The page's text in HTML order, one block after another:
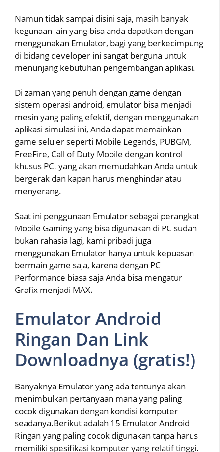
Namun tidak sampai disini saja, masih banyak
kegunaan lain yang bisa anda dapatkan dengan
menggunakan Emulator, bagi yang berkecimpung
di bidang developer ini sangat berguna untuk
menunjang kebutuhan pengembangan aplikasi.
Di zaman yang penuh dengan game dengan
sistem operasi android, emulator bisa menjadi
mesin yang paling efektif, dengan menggunakan
aplikasi simulasi ini, Anda dapat memainkan
game seluler seperti Mobile Legends, PUBGM,
FreeFire, Call of Duty Mobile dengan kontrol
khusus PC. yang akan memudahkan Anda untuk
bergerak dan kapan harus menghindar atau
menyerang.
Saat ini penggunaan Emulator sebagai perangkat
Mobile Gaming yang bisa digunakan di PC sudah
bukan rahasia lagi, kami pribadi juga
menggunakan Emulator hanya untuk kepuasan
bermain game saja, karena dengan PC
Performance biasa saja Anda bisa mengatur
Grafix menjadi MAX.
Emulator Android
Ringan Dan Link
Downloadnya (gratis!)
Banyaknya Emulator yang ada tentunya akan
menimbulkan pertanyaan mana yang paling
cocok digunakan dengan kondisi komputer
seadanya.Berikut adalah 15 Emulator Android
Ringan yang paling cocok digunakan tanpa harus
memiliki spesifikasi komputer yang relatif tinggi.